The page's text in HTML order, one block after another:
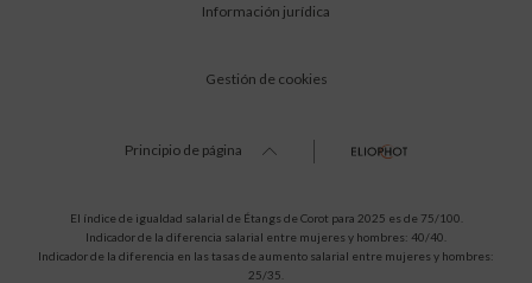
Información jurídica
Gestión de cookies
Principio de página
El índice de igualdad salarial de Étangs de Corot para 2025 es de 75/100.
Indicador de la diferencia salarial entre mujeres y hombres: 40/40.
Indicador de la diferencia en las tasas de aumento salarial entre mujeres y hombres:
25/35.